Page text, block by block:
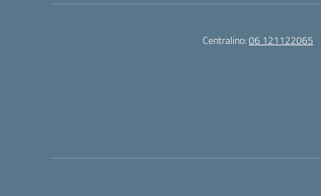
Centralino:06 121122065